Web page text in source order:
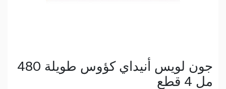
جون لويس أنيداي كؤوس طويلة 480
مل 4 قطع